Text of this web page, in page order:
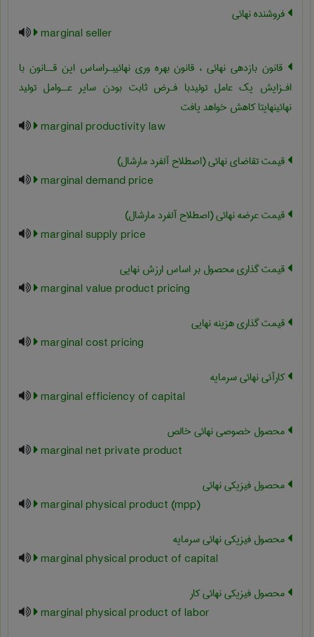
فروشنده نهائی
marginal seller
قانون بازدهی نهائی ، قانون بهره وری نهائیبـراساس این قــانون با
افـزایش یک عامل تولیدبا فـرض ثابت بودن سایر عــوامل تولید
نهائینهایتا کاهش خواهد یافت
marginal productivity law
قیمت تقاضای نهائی (اصطلاح آلفرد مارشال)
marginal demand price
قیمت عرضه نهائی (اصطلاح آلفرد مارشال)
marginal supply price
قیمت گذاری محصول بر اساس ارزش نهایی
marginal value product pricing
قیمت گذاری هزینه نهایی
marginal cost pricing
کارآئی نهائی سرمایه
marginal efficiency of capital
محصول خصوصی نهائی خالص
marginal net private product
محصول فیزیکی نهائی
marginal physical product (mpp)
محصول فیزیکی نهائی سرمایه
marginal physical product of capital
محصول فیزیکی نهائی کار
marginal physical product of labor